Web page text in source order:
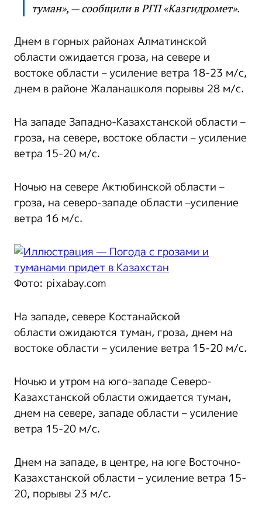
туман», — сообщили в РГП «Казгидромет».
Днем в горных районах Алматинской
области ожидается гроза, на севере и
востоке области – усиление ветра 18-23 м/с,
днем в районе Жаланашколя порывы 28 м/с.
На западе Западно-Казахстанской области –
гроза, на севере, востоке области – усиление
ветра 15-20 м/с.
Ночью на севере Актюбинской области –
гроза, на северо-западе области –усиление
ветра 16 м/с.
Фото: pixabay.com
На западе, севере Костанайской
области ожидаются туман, гроза, днем на
востоке области – усиление ветра 15-20 м/с.
Ночью и утром на юго-западе Северо-
Казахстанской области ожидается туман,
днем на севере, западе области – усиление
ветра 15-20 м/с.
Днем на западе, в центре, на юге Восточно-
Казахстанской области – усиление ветра 15-
20, порывы 23 м/с.